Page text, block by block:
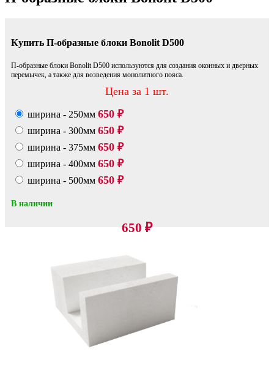
Купить П-образные блоки Bonolit D500
П-образные блоки Bonolit D500 используются для создания оконных и дверных
перемычек, а также для возведения монолитного пояса.
Цена за 1 шт.
ширина - 250мм 650 ₽
ширина - 300мм 650 ₽
ширина - 375мм 650 ₽
ширина - 400мм 650 ₽
ширина - 500мм 650 ₽
В наличии
650 ₽